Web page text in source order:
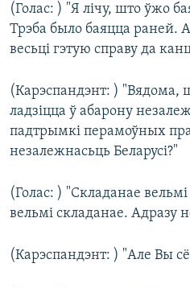
(Голас: ) "Я лічу, што ўжо
Трэба было баяцца раней.
весьці гэтую справу да
(Карэспандэнт: )
ладзіцца ў абарону
падтрымкі перамоўных
незалежнасьць Беларусі?"
(Голас: ) "Складанае
вельмі складанае. Адразу
(Карэспандэнт: ) "Але Вы